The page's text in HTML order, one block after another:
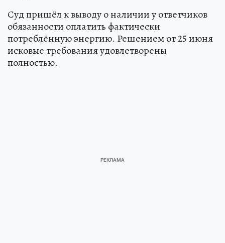
Суд пришёл к выводу о наличии у ответчиков
обязанности оплатить фактически
потреблённую энергию. Решением от 25 июня
исковые требования удовлетворены
полностью.